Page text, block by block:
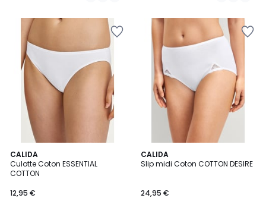
CALIDA
Culotte Coton ESSENTIAL
COTTON
12,95 €
4
Couleurs
CALIDA
Slip midi Coton COTTON DESIRE
24,95 €